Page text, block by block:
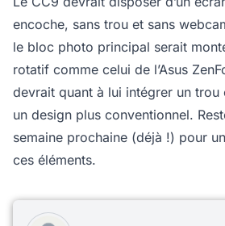
encoche, sans trou et sans
le bloc photo principal serait
rotatif comme celui de l’Asus
devrait quant à lui intégrer un trou
un design plus conventionnel.
semaine prochaine (déjà !) pour
ces éléments.